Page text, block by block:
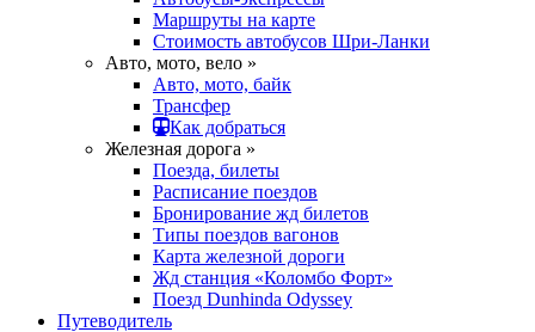
Маршруты на карте
Стоимость автобусов Шри-Ланки
Авто, мото, вело »
Авто, мото, байк
Трансфер
Как добраться
Железная дорога »
Поезда, билеты
Расписание поездов
Бронирование жд билетов
Типы поездов вагонов
Карта железной дороги
Жд станция «Коломбо Форт»
Поезд Dunhinda Odyssey
Путеводитель